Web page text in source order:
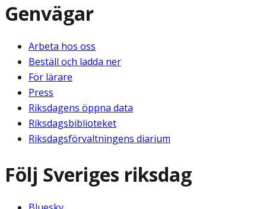
Genvägar
Arbeta hos oss
Beställ och ladda ner
För lärare
Press
Riksdagens öppna data
Riksdagsbiblioteket
Riksdagsförvaltningens diarium
Följ Sveriges riksdag